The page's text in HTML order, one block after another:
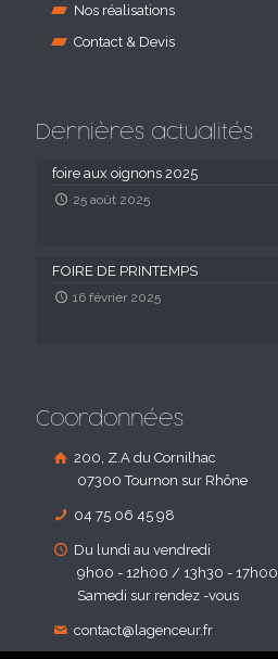
Nos réalisations
Contact & Devis
Dernières actualités
foire aux oignons 2025
25 août 2025
FOIRE DE PRINTEMPS
16 février 2025
Coordonnées
200, Z.A du Cornilhac
07300 Tournon sur Rhône
04 75 06 45 98
Du lundi au vendredi
9h00 - 12h00 / 13h30 - 17h00
Samedi sur rendez -vous
contact@lagenceur.fr